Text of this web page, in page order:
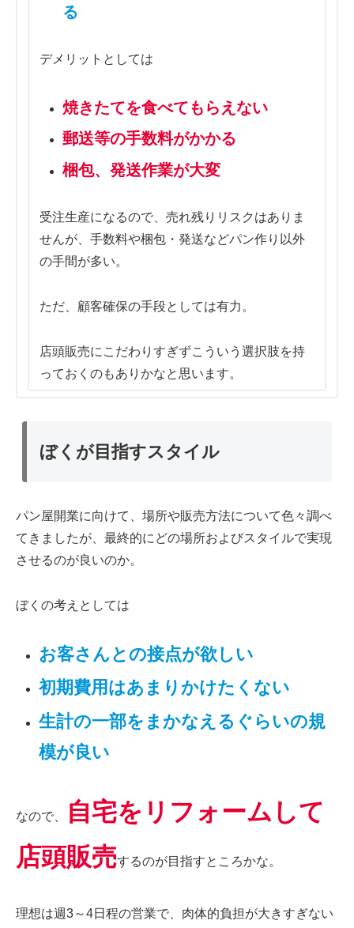
る
デメリットとしては
焼きたてを食べてもらえない
郵送等の手数料がかかる
梱包、発送作業が大変
受注生産になるので、売れ残りリスクはありま
せんが、手数料や梱包・発送などパン作り以外
の手間が多い。
ただ、顧客確保の手段としては有力。
店頭販売にこだわりすぎずこういう選択肢を持
っておくのもありかなと思います。
ぼくが目指すスタイル
パン屋開業に向けて、場所や販売方法について色々調べ
てきましたが、最終的にどの場所およびスタイルで実現
させるのが良いのか。
ぼくの考えとしては
お客さんとの接点が欲しい
初期費用はあまりかけたく ない
生計の一部をまかなえるぐらいの規
模が良い
なので、
自宅をリフォームして
店頭販売するのが目指すところかな。
理想は週3～4日程の営業で、肉体的負担が大きすぎない